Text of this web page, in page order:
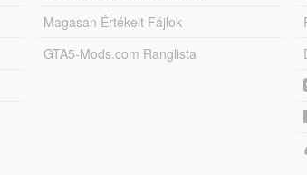
Magasan Értékelt Fájlok
GTA5-Mods.com Ranglista